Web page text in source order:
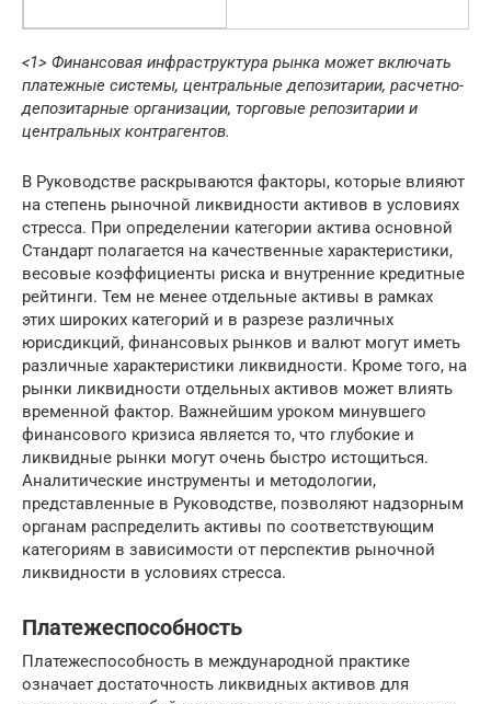
<1> Финансовая инфраструктура рынка может включать
платежные системы, центральные депозитарии, расчетно-
депозитарные организации, торговые репозитарии и
центральных контрагентов.
В Руководстве раскрываются факторы, которые влияют
на степень рыночной ликвидности активов в условиях
стресса. При определении категории актива основной
Стандарт полагается на качественные характеристики,
весовые коэффициенты риска и внутренние кредитные
рейтинги. Тем не менее отдельные активы в рамках
этих широких категорий и в разрезе различных
юрисдикций, финансовых рынков и валют могут иметь
различные характеристики ликвидности. Кроме того, на
рынки ликвидности отдельных активов может влиять
временной фактор. Важнейшим уроком минувшего
финансового кризиса является то, что глубокие и
ликвидные рынки могут очень быстро истощиться.
Аналитические инструменты и методологии,
представленные в Руководстве, позволяют надзорным
органам распределить активы по соответствующим
категориям в зависимости от перспектив рыночной
ликвидности в условиях стресса.
Платежеспособность
Платежеспособность в международной практике
означает достаточность ликвидных активов для